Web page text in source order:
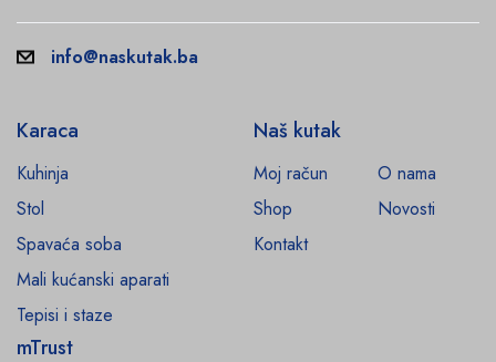
info@naskutak.ba
Karaca
Kuhinja
Stol
Spavaća soba
Mali kućanski aparati
Tepisi i staze
Naš kutak
Moj račun
O nama
Shop
Novosti
Kontakt
mTrust